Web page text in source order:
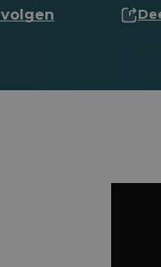
Ik wil volgen